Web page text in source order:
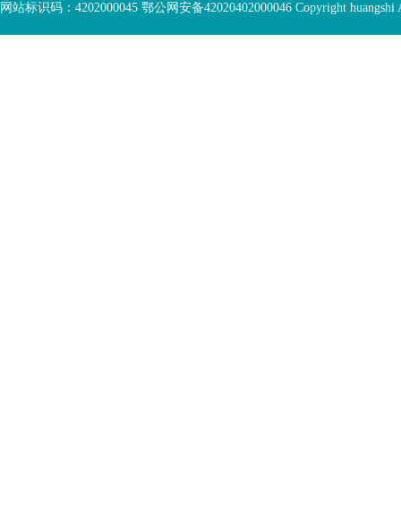
网站标识码：4202000045 鄂公网安备42020402000046 Copyright huangshi